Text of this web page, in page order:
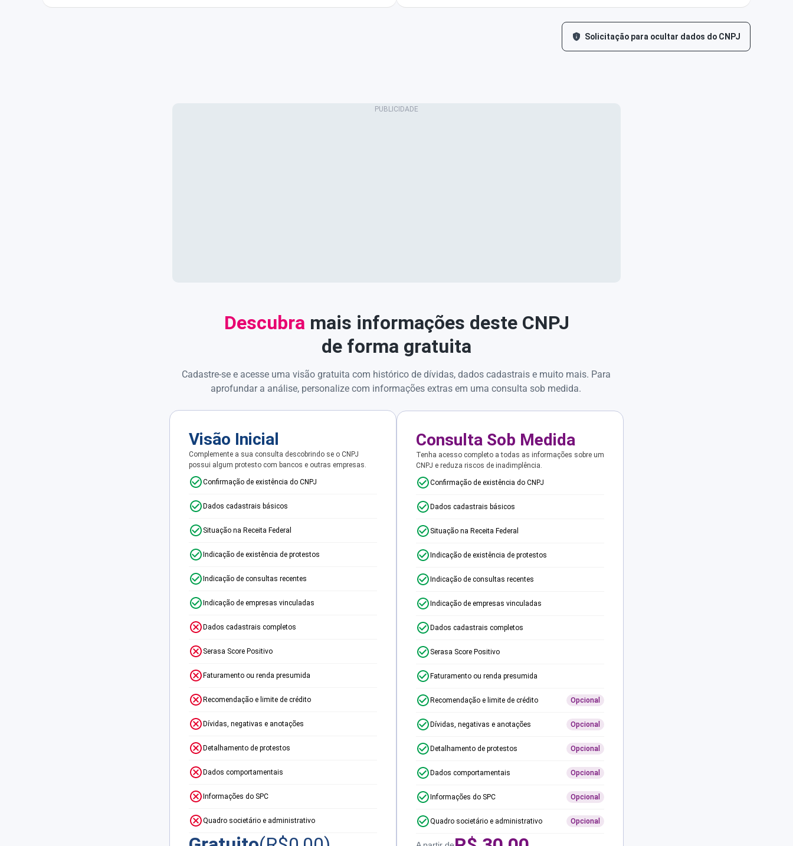
Solicitação para ocultar dados do CNPJ
Descubra mais informações deste CNPJ
de forma gratuita
Cadastre-se e acesse uma visão gratuita com histórico de dívidas, dados cadastrais e muito mais. Para
aprofundar a análise, personalize com informações extras em uma consulta sob medida.
Visão Inicial
Complemente a sua consulta descobrindo se o CNPJ
possui algum protesto com bancos e outras empresas.
Confirmação de existência do CNPJ
Dados cadastrais básicos
Situação na Receita Federal
Indicação de existência de protestos
Indicação de consultas recentes
Indicação de empresas vinculadas
Dados cadastrais completos
Serasa Score Positivo
Faturamento ou renda presumida
Recomendação e limite de crédito
Dívidas, negativas e anotações
Detalhamento de protestos
Dados comportamentais
Informações do SPC
Quadro societário e administrativo
Consulta Sob Medida
Tenha acesso completo a todas as informações sobre um
CNPJ e reduza riscos de inadimplência.
Confirmação de existência do CNPJ
Dados cadastrais básicos
Situação na Receita Federal
Indicação de existência de protestos
Indicação de consultas recentes
Indicação de empresas vinculadas
Dados cadastrais completos
Serasa Score Positivo
Faturamento ou renda presumida
Recomendação e limite de crédito Opcional
Dívidas, negativas e anotações Opcional
Detalhamento de protestos Opcional
Dados comportamentais Opcional
Informações do SPC Opcional
Quadro societário e administrativo Opcional